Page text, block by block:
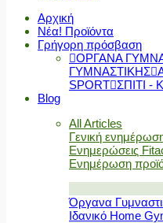
Αρχική
Νέα! Προϊόντα
Γρήγορη πρόσβαση
ΟΡΓΑΝΑ
ΓΥΜΝΑΣΤΙΚΗΣ
SPORT ΣΠΙΤΙ -
Blog
All Articles
Γενική
Ενημερώσεις
Ενημέρωση
Όργανα
Ιδανικό Home